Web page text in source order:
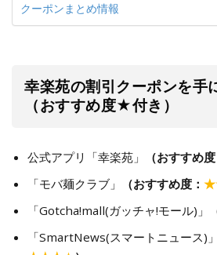
クーポンまとめ情報
幸楽苑の割引クーポンを手
（おすすめ度★付き）
公式アプリ「幸楽苑」 （おすすめ度
「モバ麺クラブ」
（おすすめ度：
「Gotcha!mall(ガッチャ!モール)」
「SmartNews(スマートニュース)」